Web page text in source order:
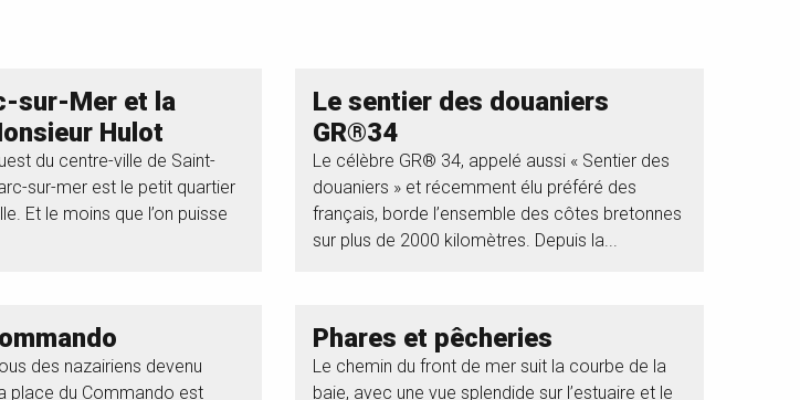
sur-Mer et la
Hulot
du centre-ville de Saint-
sur-mer est le petit quartier
Et le moins que l’on puisse
Le sentier des douaniers
GR®34
Le célèbre GR® 34, appelé aussi « Sentier des
douaniers » et récemment élu préféré des
français, borde l’ensemble des côtes bretonnes
sur plus de 2000 kilomètres. Depuis la...
des nazairiens devenu
place du Commando est
Phares et pêcheries
Le chemin du front de mer suit la courbe de la
baie, avec une vue splendide sur l’estuaire et le